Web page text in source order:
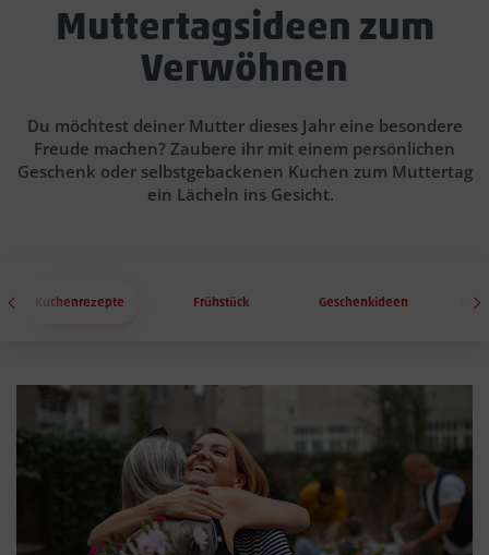
Muttertagsideen zum
Verwöhnen
Du möchtest deiner Mutter dieses Jahr eine besondere
Freude machen? Zaubere ihr mit einem persönlichen
Geschenk oder selbstgebackenen Kuchen zum Muttertag
ein Lächeln ins Gesicht.
Kuchenrezepte Frühstück Geschenkideen